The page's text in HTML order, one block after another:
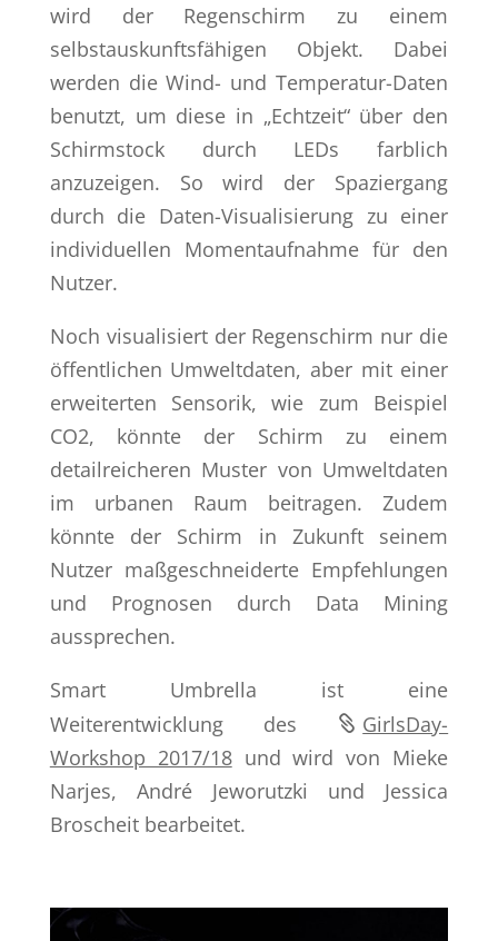
wird der Regenschirm zu einem
selbstauskunftsfähigen Objekt. Dabei
werden die Wind- und Temperatur-Daten
benutzt, um diese in „Echtzeit“ über den
Schirmstock durch LEDs farblich
anzuzeigen. So wird der Spaziergang
durch die Daten-Visualisierung zu einer
individuellen Momentaufnahme für den
Nutzer.
Noch visualisiert der Regenschirm nur die
öffentlichen Umweltdaten, aber mit einer
erweiterten Sensorik, wie zum Beispiel
CO2, könnte der Schirm zu einem
detailreicheren Muster von Umweltdaten
im urbanen Raum beitragen. Zudem
könnte der Schirm in Zukunft seinem
Nutzer maßgeschneiderte Empfehlungen
und Prognosen durch Data Mining
aussprechen.
Smart Umbrella ist eine
Weiterentwicklung des
GirlsDay-
Workshop 2017/18und wird von Mieke
Narjes, André Jeworutzki und Jessica
Broscheit bearbeitet.